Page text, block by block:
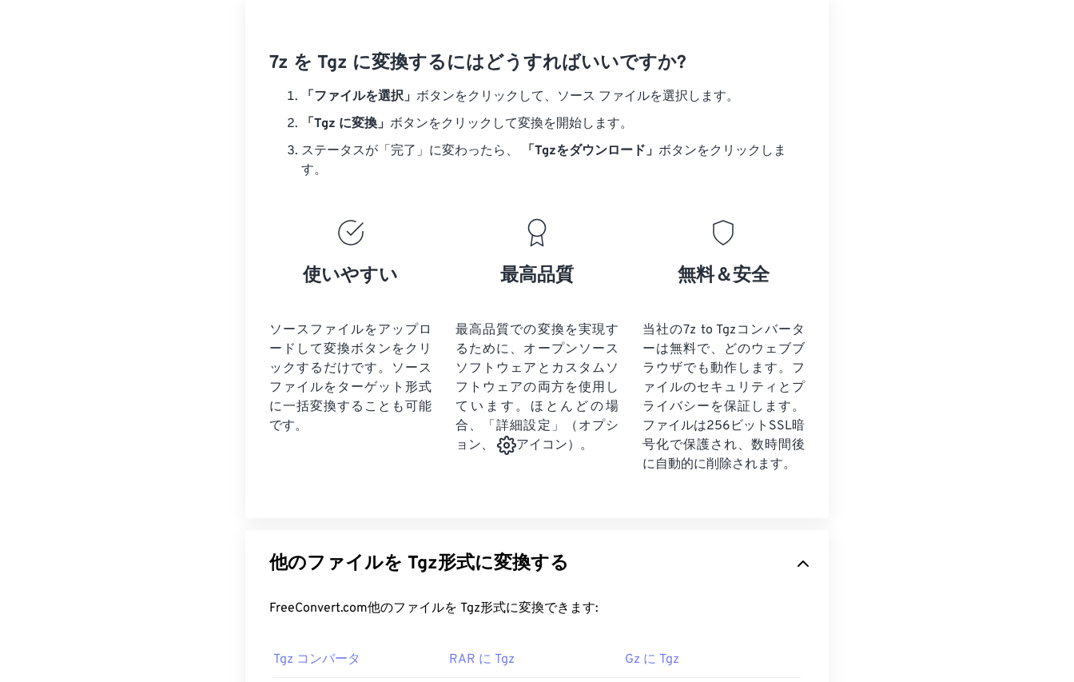
7z を Tgz に変換するにはどうすればいいですか?
「ファイルを選択」 ボタンをクリックして、ソース ファイルを選択します。
「Tgz に変換」 ボタンをクリックして変換を開始します。
ステータスが「完了」に変わったら、
「Tgzをダウンロード」 ボタンをクリックしま
す。
使いやすい
ソースファイルをアップロ
ードして変換ボタンをクリ
ックするだけです。 ソース
ファイルを ターゲット形式
に一括変換することも可能
です。
最高品質
最高品質での変換を実現す
るために、オープンソース
ソフトウェアとカスタムソ
フトウェアの両方を使用し
ています。ほとんどの場
合、「詳細設定」（オプシ
ョン、
アイコン）。
無料＆安全
当社の7z to Tgzコンバータ
ーは無料で、どのウェブブ
ラウザでも動作します。フ
ァイルのセキュリティとプ
ライバシーを保証します。
ファイルは256ビットSSL暗
号化で保護され、数時間後
に自動的に削除されます。
他のファイルを Tgz形式に変換する
FreeConvert.com他のファイルを Tgz形式に変換できます:
Tgz コンバータ RAR に Tgz Gz に Tgz